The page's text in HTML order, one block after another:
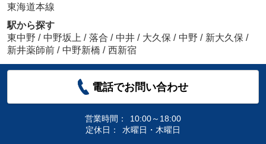
東海道本線
駅から探す
東中野 / 中野坂上 / 落合 / 中井 / 大久保 / 中野 / 新大久保 /
新井薬師前 / 中野新橋 / 西新宿
電話でお問い合わせ
営業時間：
10:00～18:00
定休日：
水曜日・木曜日